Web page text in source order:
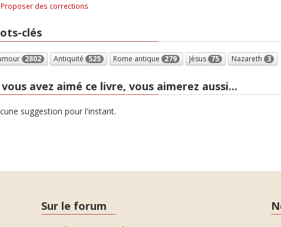
Proposer des corrections
clés
2802 Antiquité 525 Rome antique 279 Jésus 75 Nazareth 3
vous avez aimé ce livre, vous aimerez aussi...
suggestion pour l'instant.
Sur le forum